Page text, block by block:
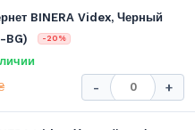
BINERA Videx, Черный
BG)
-20%
- +